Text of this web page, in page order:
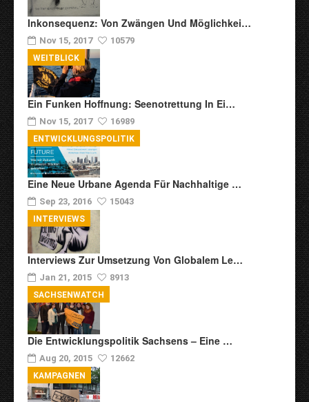
Inkonsequenz: Von Zwängen Und Möglichkei…
Nov 15, 2017 10579
Ein Funken Hoffnung: Seenotrettung In Ei…
Nov 15, 2017 16989
WEITBLICK
Eine Neue Urbane Agenda Für Nachhaltige …
Sep 23, 2016 15043
ENTWICKLUNGSPOLITIK
Interviews Zur Umsetzung Von Globalem Le…
Jan 21, 2015 8913
INTERVIEWS
Die Entwicklungspolitik Sachsens – Eine …
Aug 20, 2015 12662
SACHSENWATCH
KAMPAGNEN